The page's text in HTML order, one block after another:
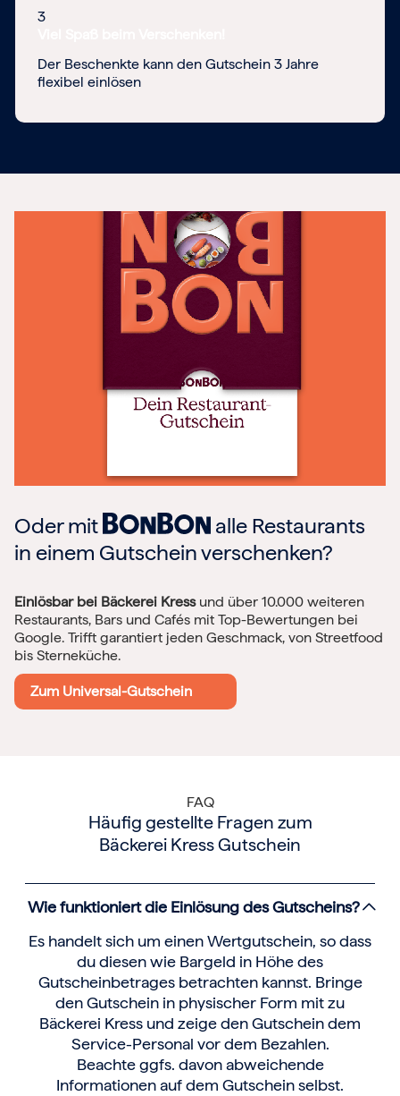
3
Der Beschenkte kann den Gutschein 3 Jahre
flexibel einlösen
Oder mit
alle Restaurants
in einem Gutschein verschenken?
Einlösbar bei Bäckerei Kressund über 10.000 weiteren
Restaurants, Bars und Cafés mit Top-Bewertungen bei
Google. Trifft garantiert jeden Geschmack, von Streetfood
bis Sterneküche.
Zum Universal-Gutschein
FAQ
Häufig gestellte Fragen zum
Bäckerei Kress Gutschein
Wie funktioniert die Einlösung des Gutscheins?
Es handelt sich um einen Wertgutschein, so dass
du diesen wie Bargeld in Höhe des
Gutscheinbetrages betrachten kannst. Bringe
den Gutschein in physischer Form mit zu
Bäckerei Kress und zeige den Gutschein dem
Service-Personal vor dem Bezahlen.
Beachte ggfs. davon abweichende
Informationen auf dem Gutschein selbst.